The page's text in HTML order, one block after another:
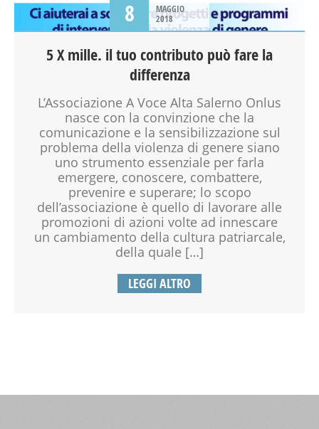
8
MAGGIO
2018
5 X mille. il tuo contributo può fare la
differenza
L’Associazione A Voce Alta Salerno Onlus
nasce con la convinzione che la
comunicazione e la sensibilizzazione sul
problema della violenza di genere siano
uno strumento essenziale per farla
emergere, conoscere, combattere,
prevenire e superare; lo scopo
dell’associazione è quello di lavorare alle
promozioni di azioni volte ad innescare
un cambiamento della cultura patriarcale,
della quale […]
LEGGI ALTRO